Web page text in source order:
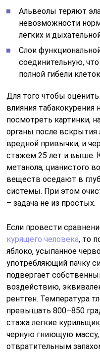
Альвеолы теряют
невозможности
легких и
Слои
соединительную,
полной гибели
Для того чтобы
влияния табакокурения
посмотреть картинки,
органы после
вредной привычки, и
стажем 25 лет и выше.
метанола, цианистого
веществ оседают в
системы. При этом
– задача не из простых.
Если провести
курящего человека, то
яблоко, усыпанное
употребляющий пачку
подвергает
воздействию,
рентген. Температура
превышать 800–850
стажа легкие
черную гниющую
отвратительным